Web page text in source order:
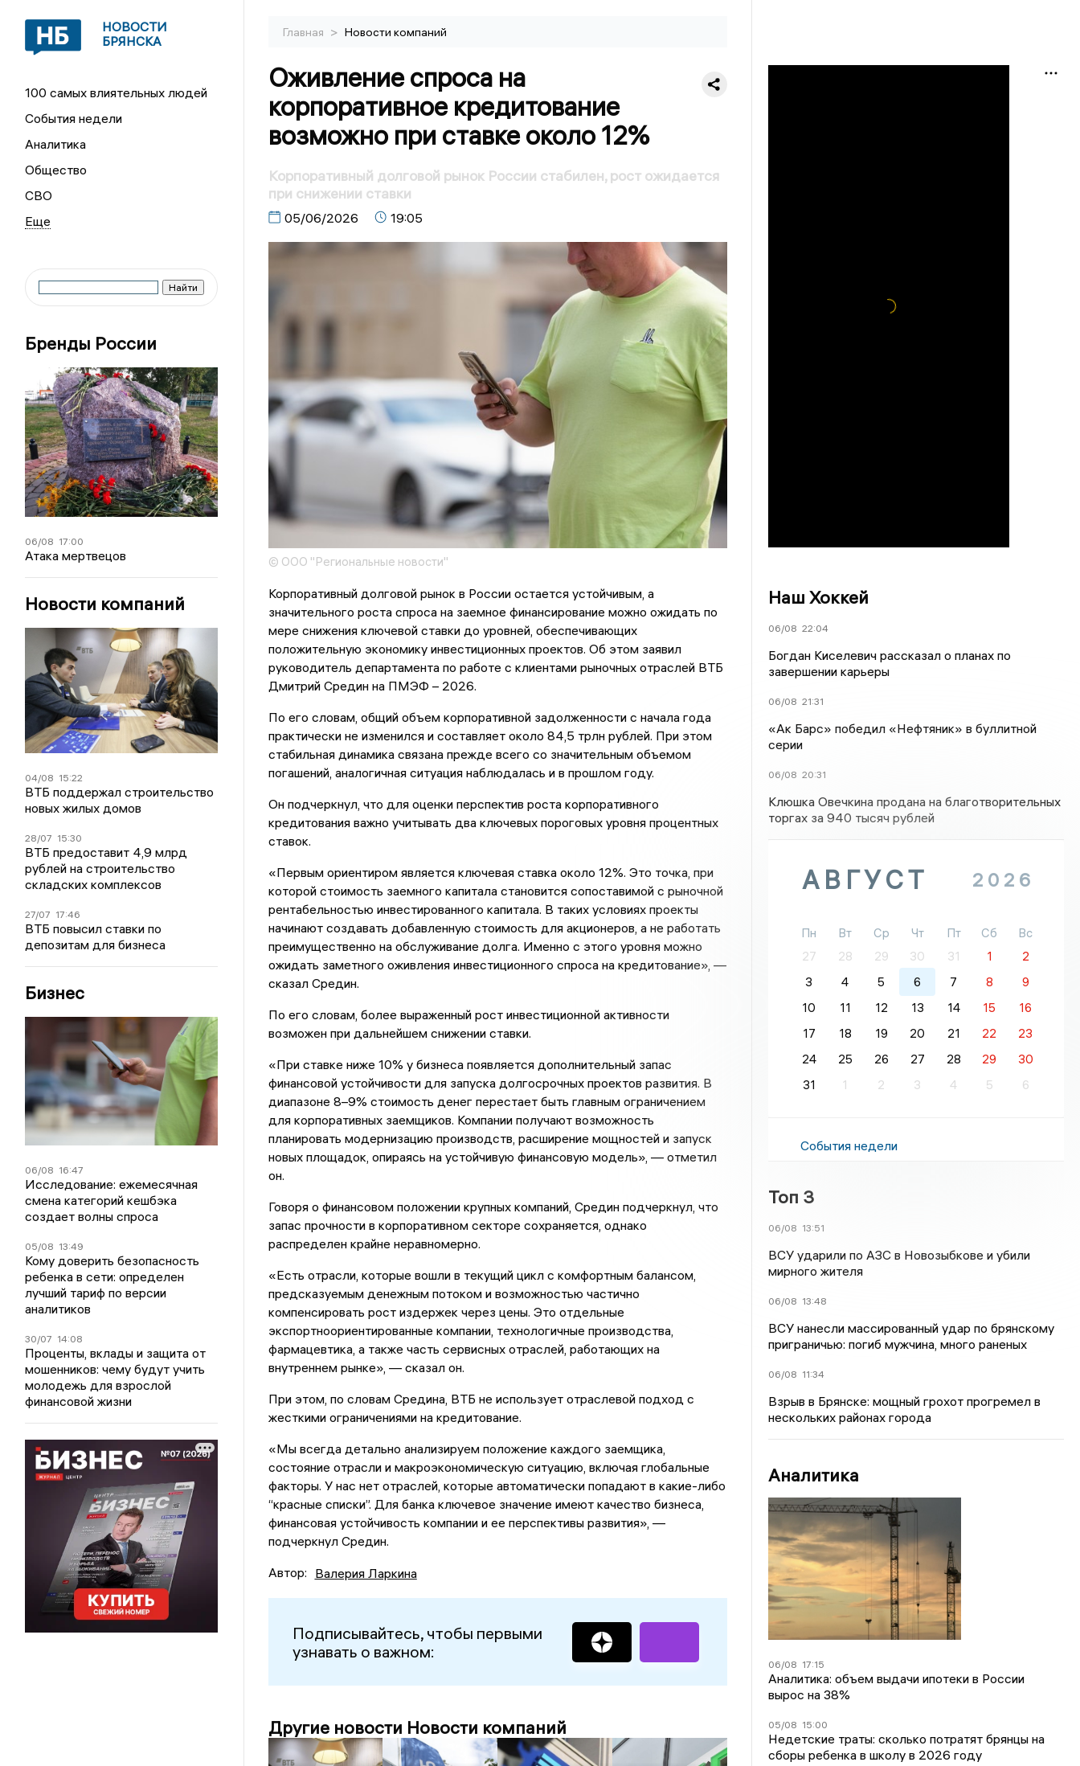
НОВОСТИ
БРЯНСКА
100 самых влиятельных людей
События недели
Аналитика
Общество
СВО
Бренды России
06/08 17:00
Атака мертвецов
Новости компаний
04/08 15:22
ВТБ поддержал строительство
новых жилых домов
28/07 15:30
ВТБ предоставит 4,9 млрд
рублей на строительство
складских комплексов
27/07 17:46
ВТБ повысил ставки по
депозитам для бизнеса
Бизнес
06/08 16:47
Исследование: ежемесячная
смена категорий кешбэка
создает волны спроса
05/08 13:49
Кому доверить безопасность
ребенка в сети: определен
лучший тариф по версии
аналитиков
30/07 14:08
Проценты, вклады и защита от
мошенников: чему будут учить
молодежь для взрослой
финансовой жизни
Главная > Новости компаний
Оживление спроса на
корпоративное кредитование
возможно при ставке около 12%
Корпоративный долговой рынок России стабилен, рост ожидается
при снижении ставки
05/06/2026 19:05
© ООО "Региональные новости"
Корпоративный долговой рынок в России остается устойчивым, а
значительного роста спроса на заемное финансирование можно ожидать по
мере снижения ключевой ставки до уровней, обеспечивающих
положительную экономику инвестиционных проектов. Об этом заявил
руководитель департамента по работе с клиентами рыночных отраслей ВТБ
Дмитрий Средин на ПМЭФ – 2026.
По его словам, общий объем корпоративной задолженности с начала года
практически не изменился и составляет около 84,5 трлн рублей. При этом
стабильная динамика связана прежде всего со значительным объемом
погашений, аналогичная ситуация наблюдалась и в прошлом году.
Он подчеркнул, что для оценки перспектив роста корпоративного
кредитования важно учитывать два ключевых пороговых уровня процентных
ставок.
«Первым ориентиром является ключевая ставка около 12%. Это точка, при
которой стоимость заемного капитала становится сопоставимой с рыночной
рентабельностью инвестированного капитала. В таких условиях проекты
начинают создавать добавленную стоимость для акционеров, а не работать
преимущественно на обслуживание долга. Именно с этого уровня можно
ожидать заметного оживления инвестиционного спроса на кредитование», —
сказал Средин.
По его словам, более выраженный рост инвестиционной активности
возможен при дальнейшем снижении ставки.
«При ставке ниже 10% у бизнеса появляется дополнительный запас
финансовой устойчивости для запуска долгосрочных проектов развития. В
диапазоне 8–9% стоимость денег перестает быть главным ограничением
для корпоративных заемщиков. Компании получают возможность
планировать модернизацию производств, расширение мощностей и запуск
новых площадок, опираясь на устойчивую финансовую модель», — отметил
он.
Говоря о финансовом положении крупных компаний, Средин подчеркнул, что
запас прочности в корпоративном секторе сохраняется, однако
распределен крайне неравномерно.
«Есть отрасли, которые вошли в текущий цикл с комфортным балансом,
предсказуемым денежным потоком и возможностью частично
компенсировать рост издержек через цены. Это отдельные
экспортноориентированные компании, технологичные производства,
фармацевтика, а также часть сервисных отраслей, работающих на
внутреннем рынке», — сказал он.
При этом, по словам Средина, ВТБ не использует отраслевой подход с
жесткими ограничениями на кредитование.
«Мы всегда детально анализируем положение каждого заемщика,
состояние отрасли и макроэкономическую ситуацию, включая глобальные
факторы. У нас нет отраслей, которые автоматически попадают в какие-либо
“красные списки”. Для банка ключевое значение имеют качество бизнеса,
финансовая устойчивость компании и ее перспективы развития», —
подчеркнул Средин.
Автор: Валерия Ларкина
Подписывайтесь, чтобы первыми
узнавать о важном:
Другие новости Новости компаний
Наш Хоккей
06/08 22:04
Богдан Киселевич рассказал о планах по
завершении карьеры
06/08 21:31
«Ак Барс» победил «Нефтяник» в буллитной
серии
06/08 20:31
Клюшка Овечкина продана на благотворительных
торгах за 940 тысяч рублей
АВГУСТ 2026
Пн Вт Ср Чт Пт Сб
Вс
27
28 29 30 31 1
2
3
4 5 6 7 8
9
10
11 12 13 14 15
16
17
18 19 20 21 22
23
24
25 26 27 28 29
30
31
1 2 3 4 5 6
События недели
Топ 3
06/08 13:51
ВСУ ударили по АЗС в Новозыбкове и убили
мирного жителя
06/08 13:48
ВСУ нанесли массированный удар по брянскому
приграничью: погиб мужчина, много раненых
06/08 11:34
Взрыв в Брянске: мощный грохот прогремел в
нескольких районах города
Аналитика
06/08 17:15
Аналитика: объем выдачи ипотеки в России
вырос на 38%
05/08 15:00
Недетские траты: сколько потратят брянцы на
сборы ребенка в школу в 2026 году